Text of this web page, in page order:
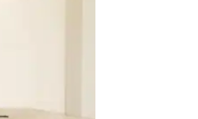
Berühren oder Wischgesten.